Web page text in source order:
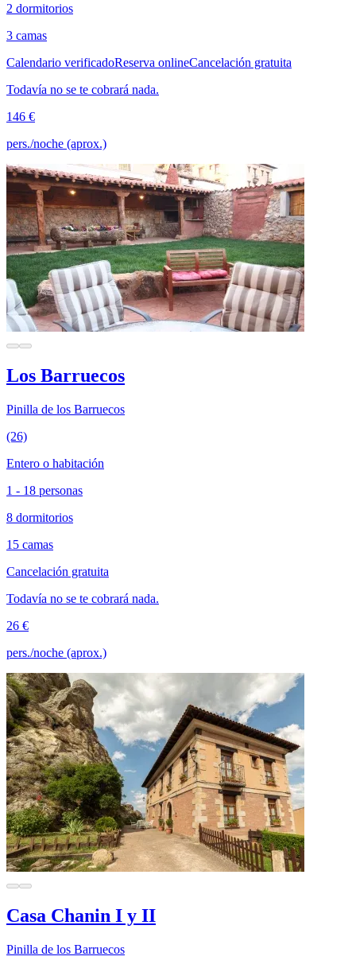
2 dormitorios
3 camas
Calendario verificadoReserva onlineCancelación gratuita
Todavía no se te cobrará nada.
146 €
pers./noche (aprox.)
Los Barruecos
Pinilla de los Barruecos
(26)
Entero o habitación
1 - 18 personas
8 dormitorios
15 camas
Cancelación gratuita
Todavía no se te cobrará nada.
26 €
pers./noche (aprox.)
Casa Chanin I y II
Pinilla de los Barruecos